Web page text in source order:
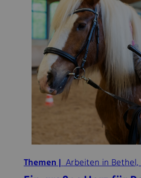
Themen |Arbeiten in